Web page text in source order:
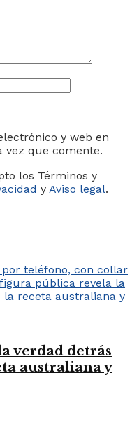
y web en
vez que comente.
los Términos y
y Aviso legal.
verdad detrás
australiana y